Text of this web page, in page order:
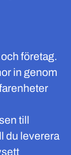
företag.
in genom
till
du leverera